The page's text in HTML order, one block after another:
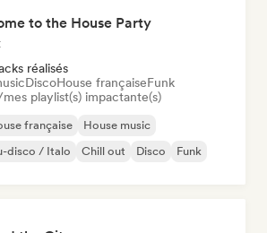
to the House Party
réalisés
DiscoHouse françaiseFunk
playlist(s) impactante(s)
française
House music
disco / Italo Chill out Disco Funk